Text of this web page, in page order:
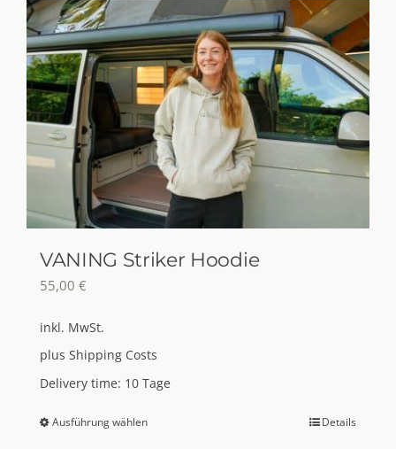
VANING Striker Hoodie
55,00 €
inkl. MwSt.
plus Shipping Costs
Delivery time: 10 Tage
Ausführung wählenDieses
Details